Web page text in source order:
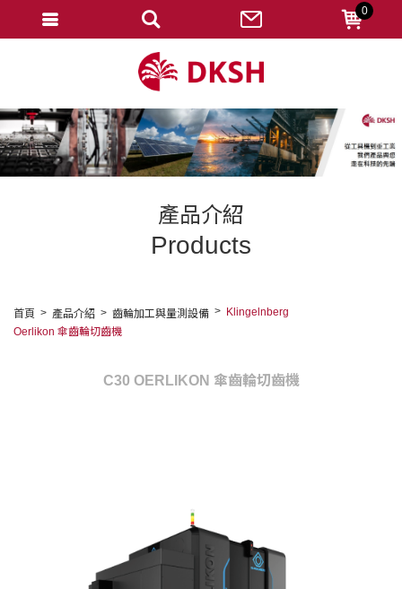
產品介紹
Products
首頁 產品介紹 齒輪加工與量測設備
Klingelnberg
Oerlikon 傘齒輪切齒機
C30 OERLIKON 傘齒輪切齒機
0
忘記密碼
變更密碼
修改個人資料
匯款通知